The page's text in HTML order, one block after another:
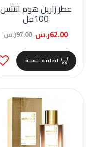
عطر زارين هوم انتنس
100مل
62.00ر.س 97.00ر.س
اضافة للسلة